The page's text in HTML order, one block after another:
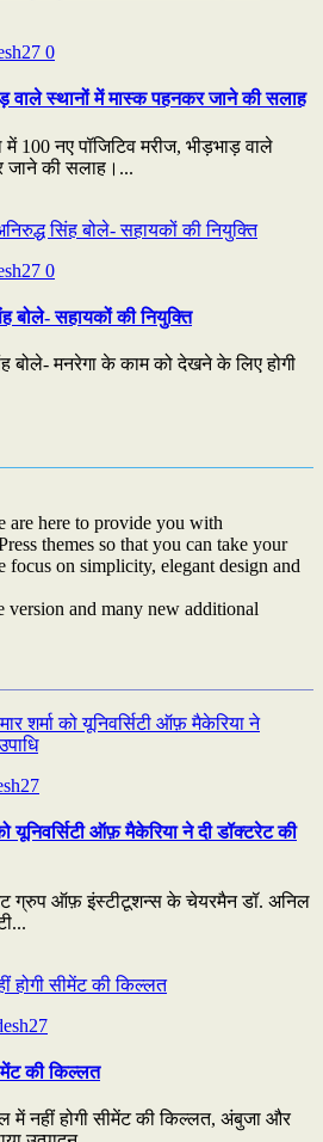
0
वाले स्थानों में मास्क पहनकर जाने की सलाह
100 नए पॉजिटिव मरीज, भीड़भाड़ वाले
जाने की सलाह।...
0
बोले- सहायकों की नियुक्ति
बोले- मनरेगा के काम को देखने के लिए होगी
are here to provide you with
themes so that you can take your
focus on simplicity, elegant design and
version and many new additional
यूनिवर्सिटी ऑफ़ मैकेरिया ने दी डॉक्टरेट की
ग्रुप ऑफ़ इंस्टीटूशन्स के चेयरमैन डॉ. अनिल
की किल्लत
में नहीं होगी सीमेंट की किल्लत, अंबुजा और